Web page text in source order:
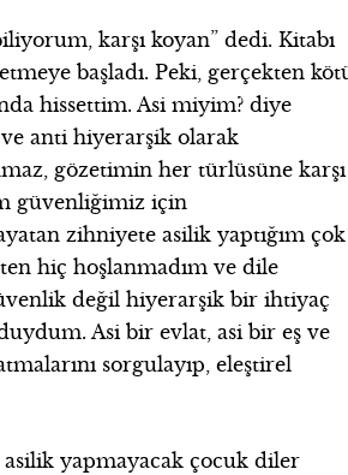
karşı koyan” dedi. Kitabı
başladı. Peki, gerçekten
hissettim. Asi miyim? diye
anti hiyerarşik olarak
gözetimin her türlüsüne karşı
güvenliğimiz için
zihniyete asilik yaptığım çok
hiç hoşlanmadım ve dile
değil hiyerarşik bir ihtiyaç
Asi bir evlat, asi bir eş ve
sorgulayıp, eleştirel
yapmayacak çocuk diler